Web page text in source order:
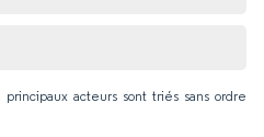
acteurs sont triés sans ordre